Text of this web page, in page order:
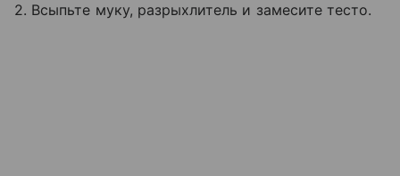
2. Всыпьте муку, разрыхлитель и замесите тесто.